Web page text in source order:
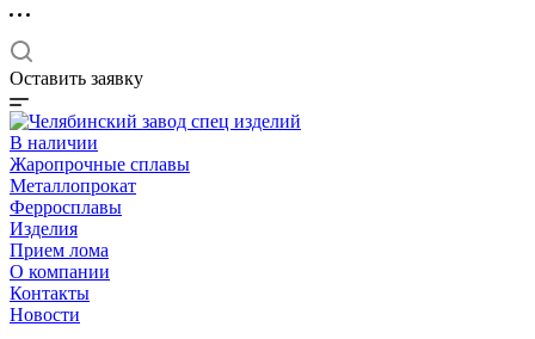
Оставить заявку
В наличии
Жаропрочные сплавы
Металлопрокат
Ферросплавы
Изделия
Прием лома
О компании
Контакты
Новости